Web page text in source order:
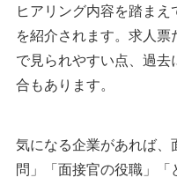
ヒアリング内容を踏まえ
を紹介されます。求人
で見られやすい点、過
合もあります。
気になる企業があれば、
問」「面接官の役職」